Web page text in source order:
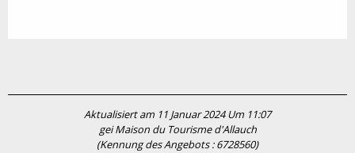
Aktualisiert am 11 Januar 2024 Um 11:07
gei Maison du Tourisme d'Allauch
(Kennung des Angebots :6728560)